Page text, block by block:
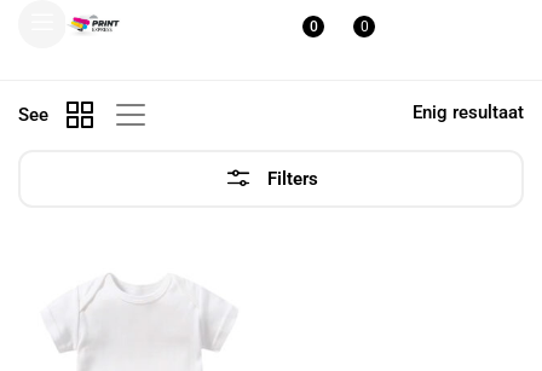
0 0
Filters
Enig resultaat
See